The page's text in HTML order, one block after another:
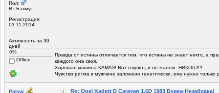
Пол:
Из:Бахмут
Регистрация:
03.11.2014
Активность за 30
дней
0%
Offline
Правда от истины отличается тем, что истины не знает никто, а
каждого она своя.
Хорошая машина КАМАЗ! Вот я купил, и не жалею. НИКОГО!!!
Чувство ритма в мужчине заложено генетически, ему нужно
Palsw Re: Opel Kadett D Caravan 1.6D 1983 Будка-Незабудка!